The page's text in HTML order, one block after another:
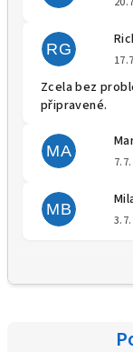
RG
Zcela bez
připravené.
MA
MB